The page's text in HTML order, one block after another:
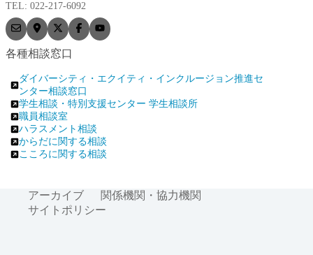
TEL: 022-217-6092
各種相談窓口
ダイバーシティ・エクイティ・インクルージョン推進セ
ンター相談窓口
学生相談・特別支援センター 学生相談所
職員相談室
ハラスメント相談
からだに関する相談
こころに関する相談
アーカイブ
関係機関・協力機関
サイトポリシー